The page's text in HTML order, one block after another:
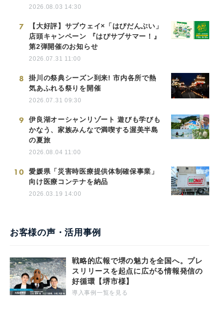
2026.08.03 14:30
7
【大好評】サブウェイ×「はぴだんぶい」
店頭キャンペーン 『はぴサブサマー！』
第2弾開催のお知らせ
2026.07.31 11:00
8
掛川の祭典シーズン到来! 市内各所で熱
気あふれる祭りを開催
2026.07.31 09:30
9
伊良湖オーシャンリゾート 遊びも学びも
かなう、家族みんなで満喫する渥美半島
の夏旅
2026.08.04 11:00
10
愛媛県「災害時医療提供体制確保事業」
向け医療コンテナを納品
2026.03.19 14:00
お客様の声・活用事例
戦略的広報で堺の魅力を全国へ。プレ
スリリースを起点に広がる情報発信の
好循環【堺市様】
導入事例一覧を見る